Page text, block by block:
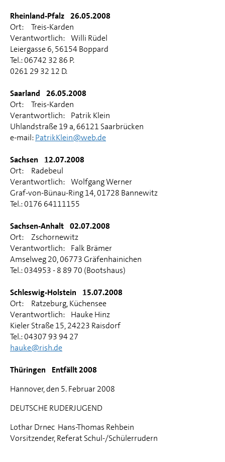
Rheinland-Pfalz 26.05.2008
Ort: Treis-Karden
Verantwortlich: Willi Rüdel
Leiergasse 6, 56154 Boppard
Tel.: 06742 32 86 P.
0261 29 32 12 D.
Saarland 26.05.2008
Ort: Treis-Karden
Verantwortlich: Patrik Klein
Uhlandstraße 19 a, 66121 Saarbrücken
e-mail:PatrikKlein@web.de
Sachsen 12.07.2008
Ort: Radebeul
Verantwortlich: Wolfgang Werner
Graf-von-Bünau-Ring 14, 01728 Bannewitz
Tel.: 0176 64111155
Sachsen-Anhalt 02.07.2008
Ort: Zschornewitz
Verantwortlich: Falk Brämer
Amselweg 20, 06773 Gräfenhainichen
Tel.: 034953 - 8 89 70 (Bootshaus)
Schleswig-Holstein 15.07.2008
Ort: Ratzeburg, Küchensee
Verantwortlich: Hauke Hinz
Kieler Straße 15, 24223 Raisdorf
Tel.: 04307 93 94 27
hauke@rish.de
Thüringen Entfällt 2008
Hannover, den 5. Februar 2008
DEUTSCHE RUDERJUGEND
Lothar Drnec Hans-Thomas Rehbein
Vorsitzender, Referat Schul-/Schülerrudern